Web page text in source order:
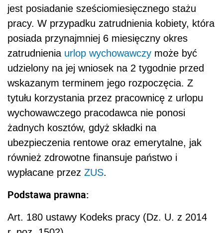
jest posiadanie sześciomiesięcznego stażu
pracy. W przypadku zatrudnienia kobiety, która
posiada przynajmniej 6 miesięczny okres
zatrudnienia urlop wychowawczy może być
udzielony na jej wniosek na 2 tygodnie przed
wskazanym terminem jego rozpoczęcia. Z
tytułu korzystania przez pracownicę z urlopu
wychowawczego pracodawca nie ponosi
żadnych kosztów, gdyż składki na
ubezpieczenia rentowe oraz emerytalne, jak
również zdrowotne finansuje państwo i
wypłacane przez ZUS.
Podstawa prawna:
Art. 180 ustawy Kodeks pracy (Dz. U. z 2014